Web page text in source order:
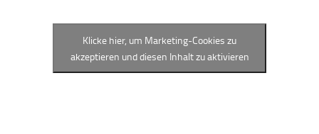
Klicke hier, um Marketing-Cookies zu
akzeptieren und diesen Inhalt zu aktivieren